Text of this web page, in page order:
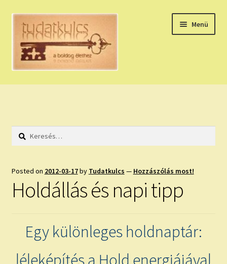
Ugrás
navigációhoz
Kilépés
tartalomba
Menü
HÚZZ EGY KÁRTYÁT!
HOLDNAPTÁR
NAPI ASZTROLÓGIA
child
child
Keresés:
Posted on 2012-03-17by Tudatkulcs — Hozzászólás most!
Holdállás és napi tipp
Egy különleges holdnaptár:
léleképítés a Hold energiájával